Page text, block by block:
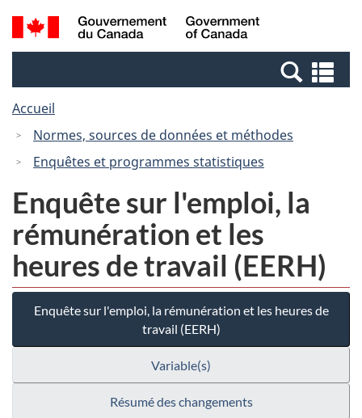
Passer
au
Passer
à
Canada
Recherche
et
et
Accueil
Normes, sources de données et méthodes
Enquêtes et programmes statistiques
Enquête sur l'emploi, la
rémunération et les
heures de travail (EERH)
Enquête sur l'emploi, la rémunération et les heures de
travail (EERH)
Variable(s)
Résumé des changements